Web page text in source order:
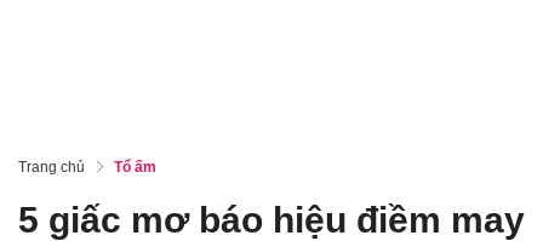
Trang chủ Tổ ấm
5 giấc mơ báo hiệu điềm may